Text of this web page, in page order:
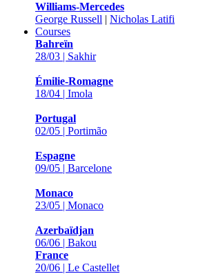
Williams-Mercedes
George Russell | Nicholas Latifi
Courses
Bahreïn
28/03 | Sakhir
Émilie-Romagne
18/04 | Imola
Portugal
02/05 | Portimão
Espagne
09/05 | Barcelone
Monaco
23/05 | Monaco
Azerbaïdjan
06/06 | Bakou
France
20/06 | Le Castellet